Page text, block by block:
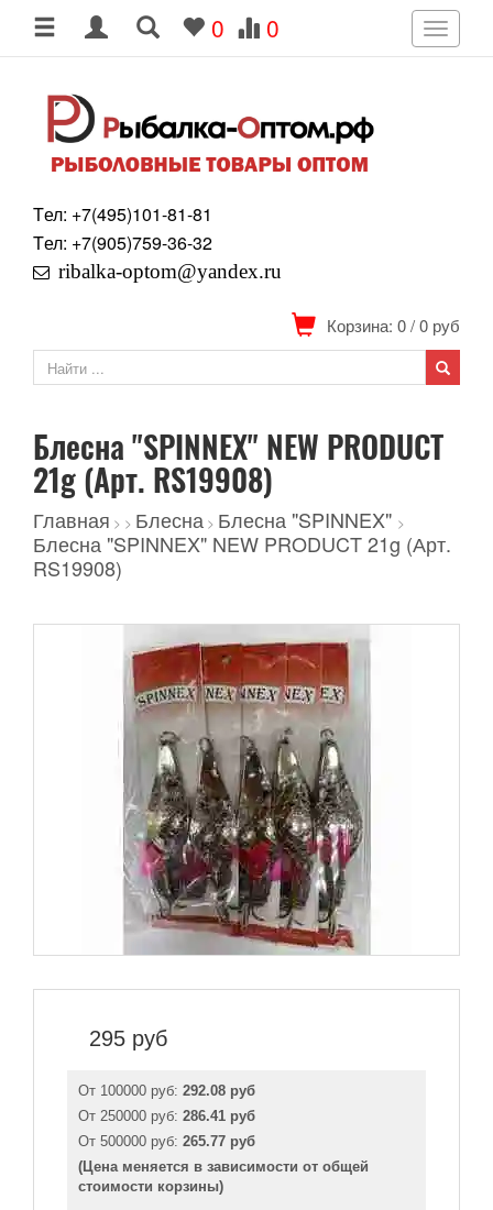
0 0
Toggle
Tел: +7(495)101-81-81
Tел: +7(905)759-36-32
ribalka-optom@yandex.ru
Корзина: 0/0 руб
Блесна "SPINNEX" NEW PRODUCT
21g (Арт. RS19908)
Главная > > Блесна > Блесна "SPINNEX" >
Блесна "SPINNEX" NEW PRODUCT 21g (Арт.
RS19908)
295 руб
От 100000 руб: 292.08 руб
От 250000 руб: 286.41 руб
От 500000 руб: 265.77 руб
(Цена меняется в зависимости от общей
стоимости корзины)